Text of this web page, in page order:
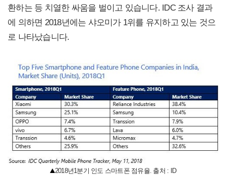
환하는 등 치열한 싸움을 벌이고 있습니다. IDC 조사 결과
에 의하면 2018년에는 샤오미가 1위를 유지하고 있는 것으
로 나타났습니다.
2018년1분기 인도 스마트폰 점유율. 출처 : ID